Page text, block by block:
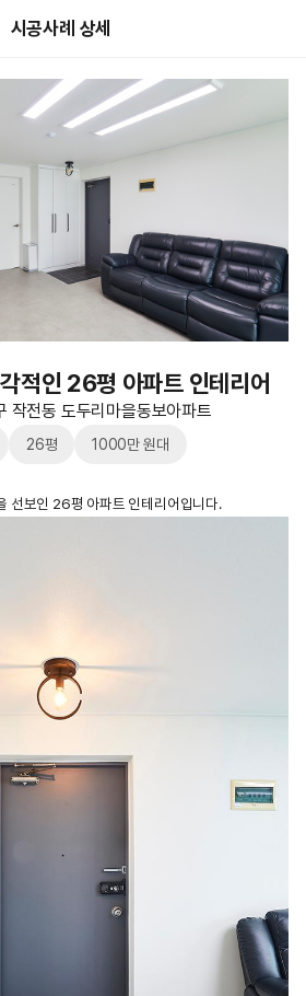
시공사례 상세
적인 26평 아파트 인테리어
작전동 도두리마을동보아파트
26평 1000만 원대
선보인 26평 아파트 인테리어입니다.